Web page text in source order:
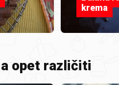
krema
opet različiti